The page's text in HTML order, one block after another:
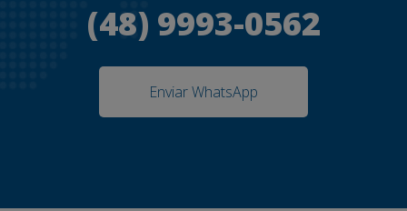
(48) 9993-0562
Enviar WhatsApp